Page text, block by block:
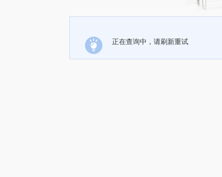
正在查询中，请刷新重试